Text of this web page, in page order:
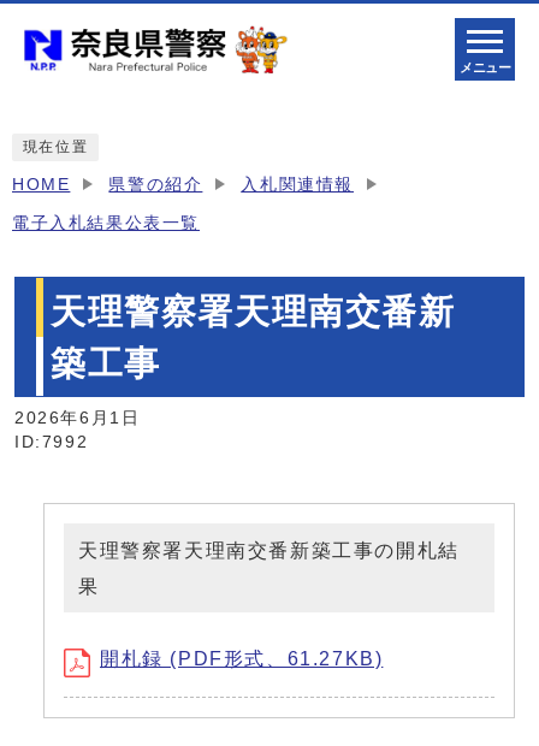
メニュー
現在位置
HOME 県警の紹介 入札関連情報
電子入札結果公表一覧
天理警察署天理南交番新
築工事
2026年6月1日
ID:7992
天理警察署天理南交番新築工事の開札結
果
開札録 (PDF形式、61.27KB)